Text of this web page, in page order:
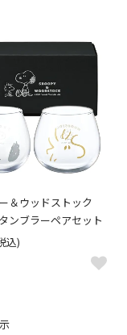
＆ウッドストック
ンブラーペアセット
込)